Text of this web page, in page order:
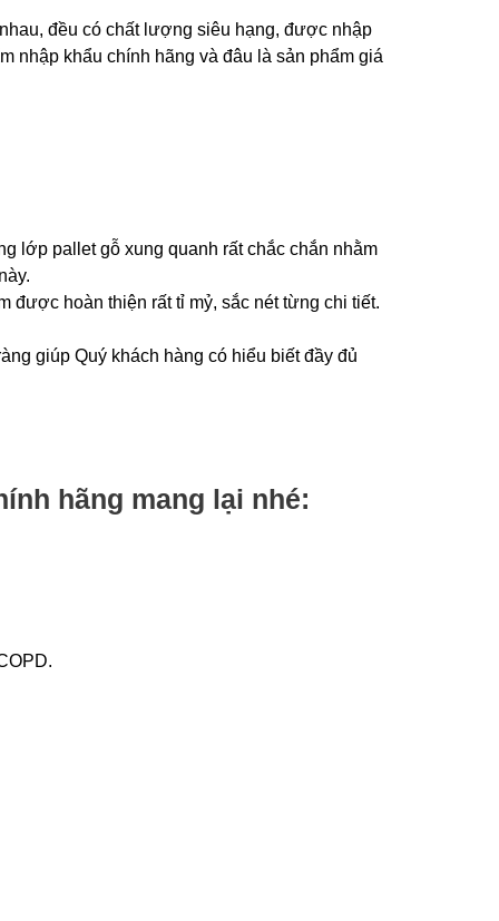
đều có chất lượng siêu hạng, được nhập
nhập khẩu chính hãng và đâu là sản phẩm giá
lớp pallet gỗ xung quanh rất chắc chắn nhằm
được hoàn thiện rất tỉ mỷ, sắc nét từng chi tiết.
giúp Quý khách hàng có hiểu biết đầy đủ
hãng mang lại nhé: